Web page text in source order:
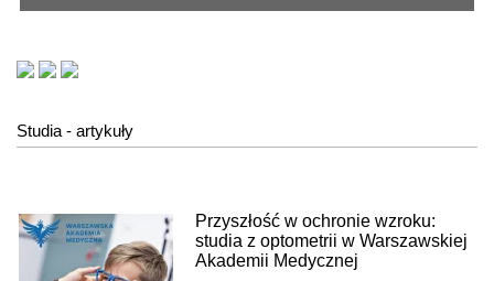
Studia - artykuły
Przyszłość w ochronie wzroku:
studia z optometrii w Warszawskiej
Akademii Medycznej